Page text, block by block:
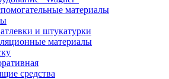
материалы
и штукатурки
материалы
средства